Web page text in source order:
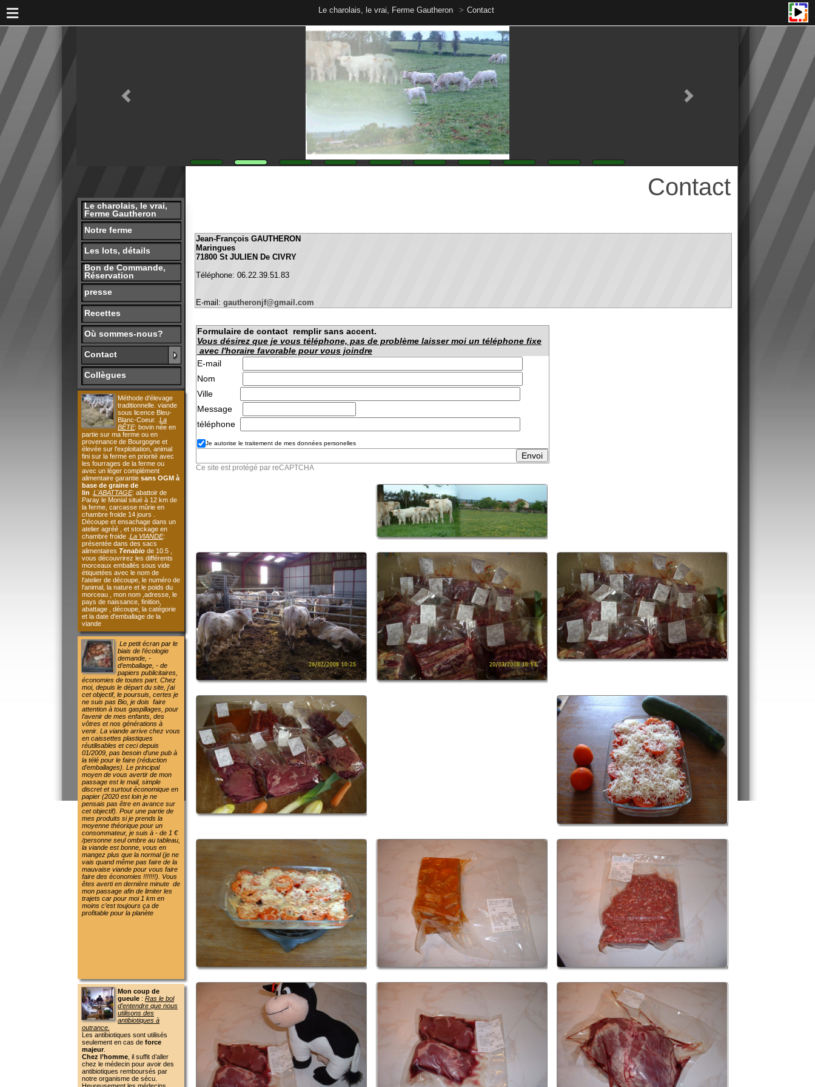
Le charolais, le vrai, Ferme Gautheron Contact
Notre ferme
Les lots, détails
Bon de Commande,
Réservation
presse
Recettes
Où sommes-nous?
Contact
Collègues
traditionnelle. viande
sous licence Bleu-
Blanc-Coeur. .
BÊTE: bovin née en
partie sur ma ferme ou en
provenance de Bourgogne et
élevée sur l'exploitation, animal
fini sur la ferme en priorité avec
les fourrages de la ferme ou
avec un léger complément
alimentaire garantiesans OGM à
base de graine de
lin.L'ABATTAGE: abattoir de
Paray le Monial situé à 12 km de
la ferme, carcasse mûrie en
chambre froide 14 jours .
Découpe et ensachage dans un
atelier agréé , et stockage en
chambre froide .La VIANDE
présentée dans des sacs
alimentaires Tenabiode 10.5 ,
vous découvrirez les différents
morceaux emballés sous vide
étiquetées avec le nom de
l'atelier de découpe, le numéro de
l'animal, la nature et le poids du
morceau , mon nom ,adresse, le
pays de naissance, finition,
abattage , découpe, la catégorie
et la date d'emballage de la
viande
Le petit écran par le
biais de l’écologie
demande, -
d’emballage, - de
papiers publicitaires,
économies de toutes part. Chez
moi, depuis le départ du site, j'ai
cet objectif, le poursuis, certes je
ne suis pas Bio, je dois faire
attention à tous gaspillages, pour
l’avenir de mes enfants, des
vôtres et nos générations à
venir. La viande arrive chez vous
en caissettes plastiques
réutilisables et ceci depuis
01/2009, pas besoin d’une pub à
la télé pour le faire (réduction
d’emballages).Le principal
moyen de vous avertir de mon
passage est le mail, simple
discret et surtout économique en
papier (2020 est loin je ne
pensais pas être en avance sur
cet objectif).Pour une partie de
mes produits si je prends la
moyenne théorique pour un
consommateur, je suis à - de 1 €
/personne seul ombre au tableau,
la viande est bonne, vous en
mangez plus que la normal (je ne
vais quand même pas faire de la
mauvaise viande pour vous faire
faire des économies !!!!!!!).Vous
êtes averti en dernière minute de
mon passage afin de limiter les
trajets car pour moi 1 km en
moins c’est toujours ça de
profitable pour la planète
Mon coup de
gueule:Ras le bol
d’entendre que nous
notre organisme de sécu.
Heureusement les médecins
deviennent vigilants !!!!!!!!Ouf
pour notre santé
Chez les animauxil nous faudra
une visite de vétérinaire et
l’antibiotique prescrit, mais tous
cela de notre poche (ça coûte
chère), alors faut vraiment que
ce soit nécessaire. Très peu
d’animaux sur mon élevage
savent ce qu’est un antibiotique
et j’en suis fière.
De plus on me dit quele bio
n’emploie pas d’antibiotique,
faux !!!!!!!
Contact
Jean-François GAUTHERON
Maringues
71800 St JULIEN De CIVRY
Téléphone: 06.22.39.51.83
E-mail:gautheronjf@gmail.com
Formulaire de contact remplir sans accent.
Vous désirez que je vous téléphone, pas de problème laisser moi un téléphone fixe
E-mail
Nom
téléphone
Je autorise le traitement de mes données personelles
Ce site est protégé par reCAPTCHA